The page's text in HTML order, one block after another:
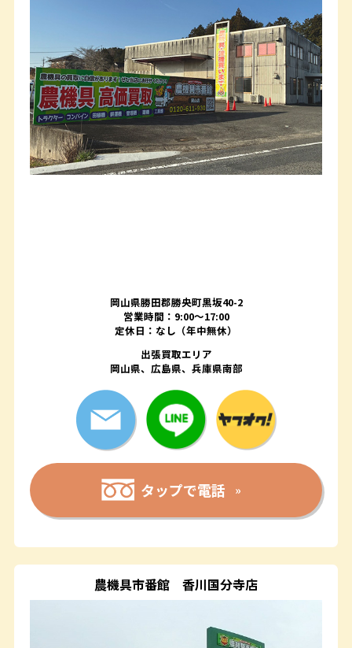
岡山県勝田郡勝央町黒坂40-2
営業時間：9:00～17:00
定休日：なし（年中無休）
出張買取エリア
岡山県、広島県、兵庫県南部
タップで電話
農機具市番館 香川国分寺店